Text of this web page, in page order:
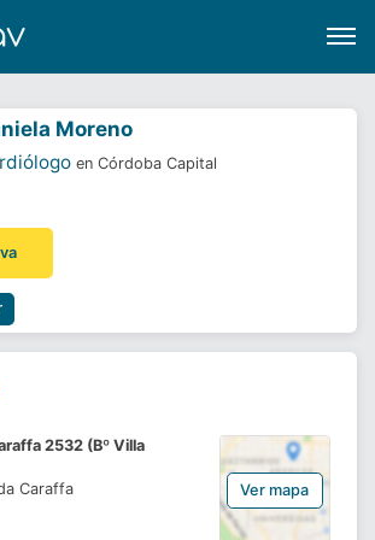
Software para clínicas
¿Eres un doctor?
Moreno
en Córdoba Capital
2532 (Bº Villa
Caraffa
Ver mapa